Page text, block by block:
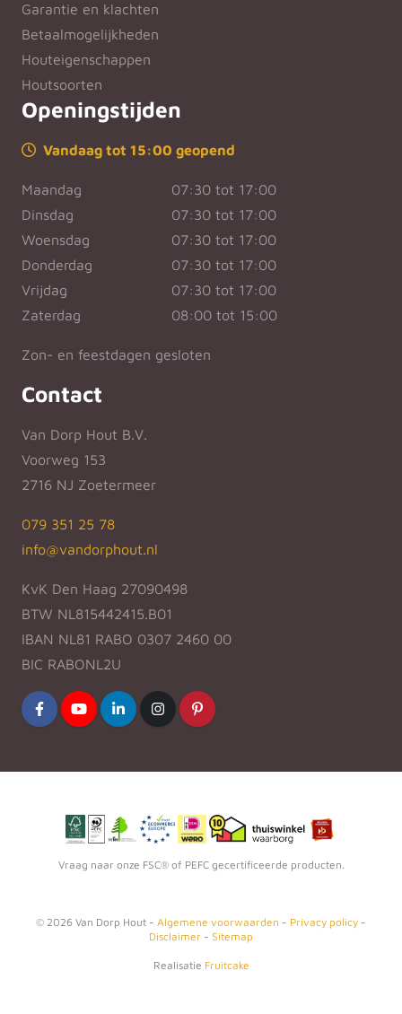
Garantie en klachten
Betaalmogelijkheden
Houteigenschappen
Houtsoorten
Openingstijden
Vandaag tot 15:00 geopend
Maandag
07:30 tot 17:00
Dinsdag
07:30 tot 17:00
Woensdag
07:30 tot 17:00
Donderdag
07:30 tot 17:00
Vrijdag
07:30 tot 17:00
Zaterdag
08:00 tot 15:00
Zon- en feestdagen gesloten
Contact
Van Dorp Hout B.V.
Voorweg 153
2716 NJ Zoetermeer
079 351 25 78
info@vandorphout.nl
KvK Den Haag 27090498
BTW NL815442415.B01
IBAN NL81 RABO 0307 2460 00
BIC RABONL2U
Vraag naar onze FSC® of PEFC gecertificeerde producten.
© 2026 Van Dorp Hout - Algemene voorwaarden - Privacy policy -
Disclaimer - Sitemap
Realisatie Fruitcake